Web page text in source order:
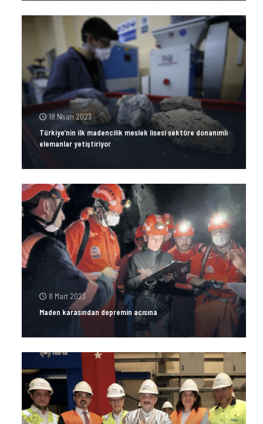
18 Nisan 2023
Türkiye’nin ilk madencilik meslek lisesi sektöre donanımlı
elemanlar yetiştiriyor
8 Mart 2023
Maden karasından depremin acısına